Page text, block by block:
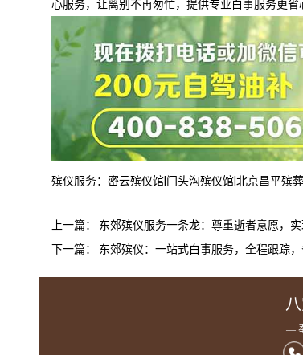
心服务，让离别不再匆忙，提供专业白事服务更省
殡仪服务： 密云殡仪馆 门头沟殡仪馆北京昌平殡葬
上一篇： 东郊殡仪服务一条龙：尊重逝者意愿，
下一篇： 东郊殡仪：一站式白事服务，全程跟踪
—